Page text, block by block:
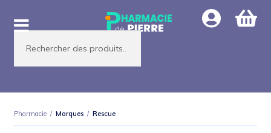
Aller
à
navigation
Aller
au
contenu
Pharmacie / Marques / Rescue